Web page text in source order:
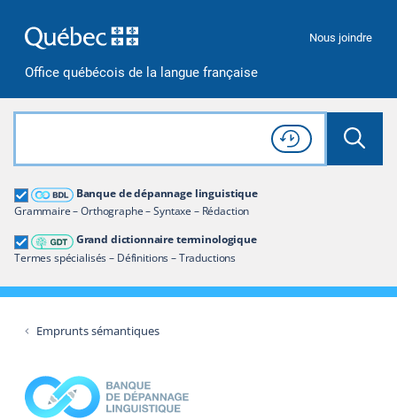
Office québécois de la langue française
Nous joindre
Rechercher dans tout le site
Lancer
Consulter l'
Historique
de recherche
Banque de dépannage linguistique
Grammaire – Orthographe – Syntaxe – Rédaction
Grand dictionnaire terminologique
Termes spécialisés – Définitions – Traductions
Grand dictionnaire terminologique
Restreindre aux termes
Emprunts sémantiques